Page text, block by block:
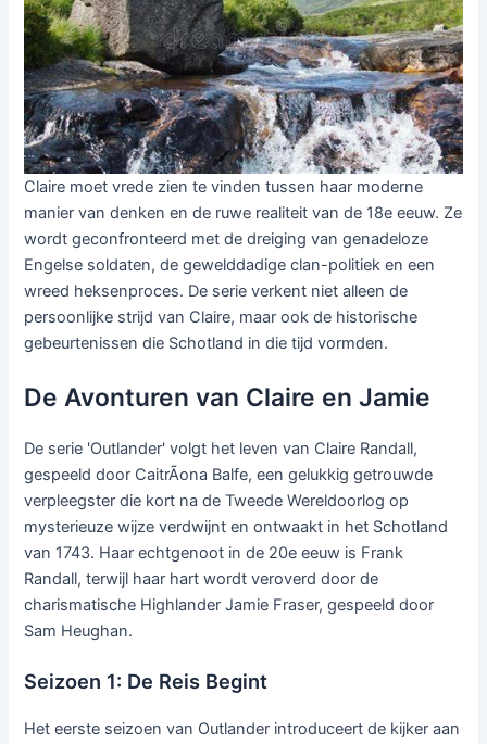
Claire moet vrede zien te vinden tussen haar moderne
manier van denken en de ruwe realiteit van de 18e eeuw. Ze
wordt geconfronteerd met de dreiging van genadeloze
Engelse soldaten, de gewelddadige clan-politiek en een
wreed heksenproces. De serie verkent niet alleen de
persoonlijke strijd van Claire, maar ook de historische
gebeurtenissen die Schotland in die tijd vormden.
De Avonturen van Claire en Jamie
De serie 'Outlander' volgt het leven van Claire Randall,
gespeeld door CaitrÃ­ona Balfe, een gelukkig getrouwde
verpleegster die kort na de Tweede Wereldoorlog op
mysterieuze wijze verdwijnt en ontwaakt in het Schotland
van 1743. Haar echtgenoot in de 20e eeuw is Frank
Randall, terwijl haar hart wordt veroverd door de
charismatische Highlander Jamie Fraser, gespeeld door
Sam Heughan.
Seizoen 1: De Reis Begint
Het eerste seizoen van Outlander introduceert de kijker aan